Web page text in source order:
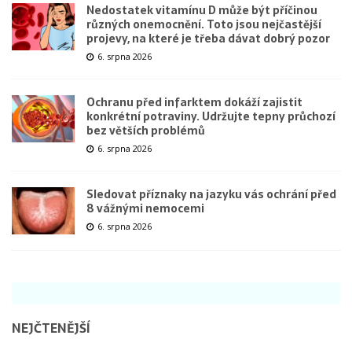
Nedostatek vitamínu D může být příčinou
různých onemocnění. Toto jsou nejčastější
projevy, na které je třeba dávat dobrý pozor
6. srpna 2026
Ochranu před infarktem dokáží zajistit
konkrétní potraviny. Udržujte tepny průchozí
bez větších problémů
6. srpna 2026
Sledovat příznaky na jazyku vás ochrání před
8 vážnými nemocemi
6. srpna 2026
NEJČTENĚJŠÍ